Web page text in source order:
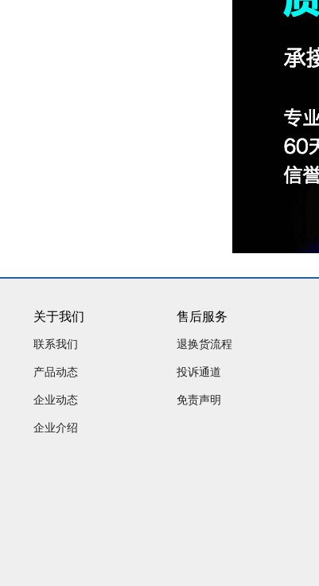
关于我们
联系我们
产品动态
企业动态
企业介绍
售后服务
退换货流程
投诉通道
免责声明